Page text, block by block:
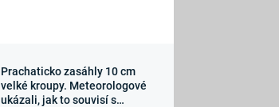
Sledujte nás
Prachaticko zasáhly 10 cm
velké kroupy. Meteorologové
ukázali, jak to souvisí s